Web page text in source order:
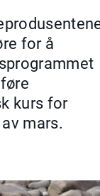
for å
kurs for
mars.